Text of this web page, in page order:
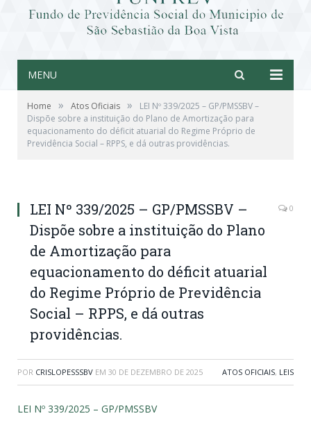
MENU
Home » Atos Oficiais »
LEI Nº 339/2025 – GP/PMSSBV –
Dispõe sobre a instituição do Plano de Amortização para
equacionamento do déficit atuarial do Regime Próprio de
Previdência Social – RPPS, e dá outras providências.
LEI Nº 339/2025 – GP/PMSSBV –
Dispõe sobre a instituição do Plano
de Amortização para
equacionamento do déficit atuarial
do Regime Próprio de Previdência
Social – RPPS, e dá outras
providências.
0
POR CRISLOPESSSBV EM 30 DE DEZEMBRO DE 2025 ATOS OFICIAIS, LEIS
LEI Nº 339/2025 – GP/PMSSBV